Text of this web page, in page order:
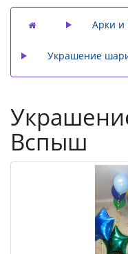
Арки и
Украшение
Вспыш